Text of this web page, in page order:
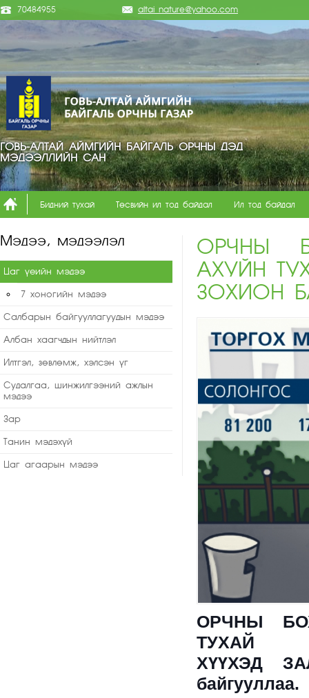
70484955 altai_nature@yahoo.com
ГОВЬ-АЛТАЙ АЙМГИЙН БАЙГАЛЬ ОРЧНЫ ДЭД
МЭДЭЭЛЛИЙН САН
Бидний тухай Төсвийн ил тод байдал Ил тод байдал
Мэдээ, мэдээлэл
Цаг үеийн мэдээ
7 хоногийн мэдээ
Салбарын байгууллагуудын мэдээ
Албан хаагчдын нийтлэл
Илтгэл, зөвлөмж, хэлсэн үг
Судалгаа, шинжилгээний ажлын
мэдээ
Зар
Танин мэдэхүй
Цаг агаарын мэдээ
ОРЧНЫ
АХУЙН
ЗОХИОН
ОРЧНЫ
ТУХАЙ
ХҮҮХЭД
байгууллаа.